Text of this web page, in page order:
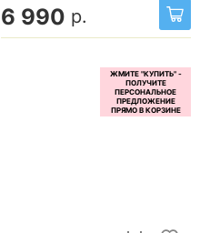
6 990 р.